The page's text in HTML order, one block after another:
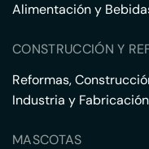
Alimentación y
CONSTRUCCIÓN Y
Reformas,
Industria y Fabricación
MASCOTAS